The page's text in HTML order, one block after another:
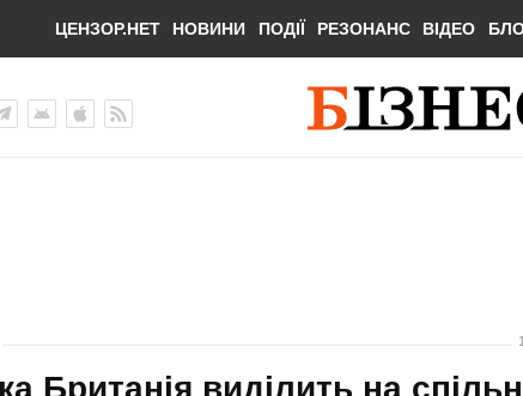
ЦЕНЗОР.НЕТ НОВИНИ ПОДІЇ РЕЗОНАНС ВІДЕО
Британія виділить на